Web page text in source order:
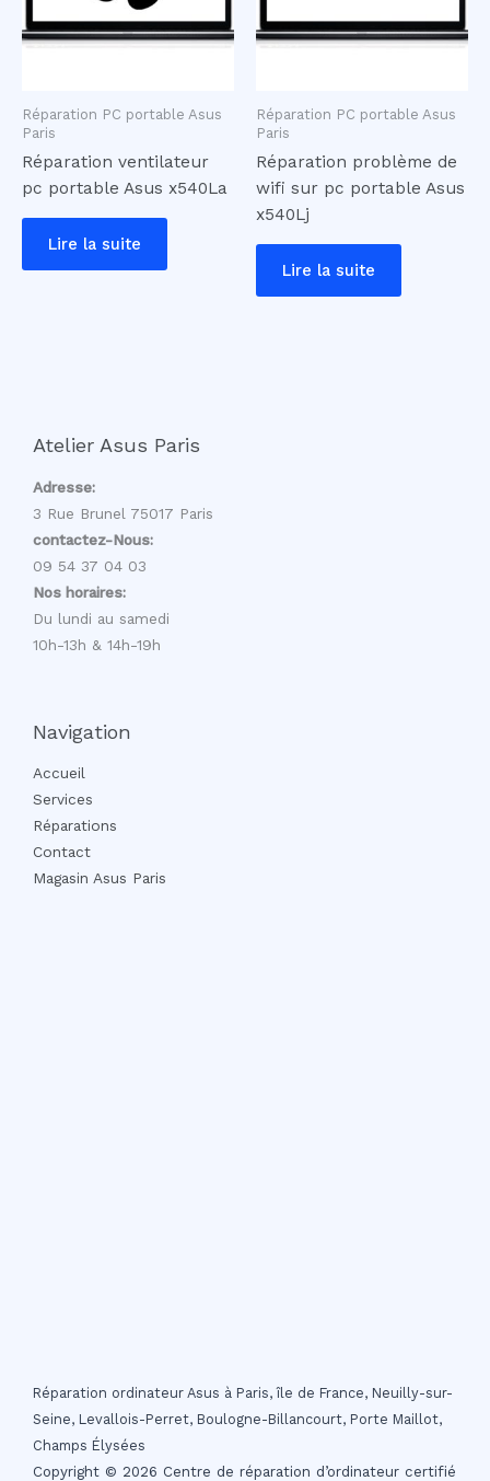
Réparation PC portable Asus
Paris
Réparation ventilateur
pc portable Asus x540La
Lire la suite
Réparation PC portable Asus
Paris
Réparation problème de
wifi sur pc portable Asus
x540Lj
Lire la suite
Atelier Asus Paris
Adresse:
3 Rue Brunel 75017 Paris
contactez-Nous:
09 54 37 04 03
Nos horaires:
Du lundi au samedi
10h-13h & 14h-19h
Navigation
Accueil
Services
Réparations
Contact
Magasin Asus Paris
Réparation ordinateur Asus à Paris, île de France, Neuilly-sur-
Seine, Levallois-Perret, Boulogne-Billancourt, Porte Maillot,
Champs Élysées
Copyright © 2026 Centre de réparation d’ordinateur certifié